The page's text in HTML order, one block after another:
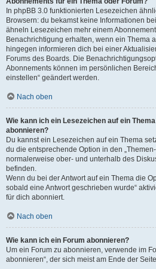
In phpBB 3.0 funktionierten Lesezeichen
Browsern: du bekamst keine Informationen
ähneln Lesezeichen mehr einem
Benachrichtigung erhalten, wenn ein Thema
hingegen informieren dich bei einer
Forums des Boards. Die
Abonnements können im persönlichen
einstellen“ geändert werden.
Nach oben
Wie kann ich ein Lesezeichen auf ein
abonnieren?
Du kannst ein Lesezeichen auf ein Thema
du die entsprechende Option in den
normalerweise ober- und unterhalb des
befinden.
Wenn du bei der Antwort auf ein Thema die
sobald eine Antwort geschrieben wurde“
für dich abonniert.
Nach oben
Wie kann ich ein Forum abonnieren?
Um ein Forum zu abonnieren, verwende im
abonnieren“, der sich meist am Ende der